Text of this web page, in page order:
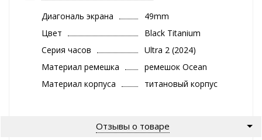
Диагональ экрана
49mm
Цвет
Black Titanium
Серия часов
Ultra 2 (2024)
Материал ремешка
ремешок Ocean
Материал корпуса
титановый корпус
Отзывы о товаре